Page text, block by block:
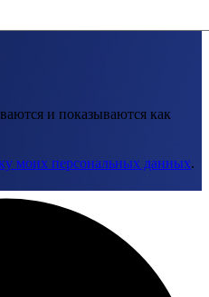
и показываются как
моих персональных данных.